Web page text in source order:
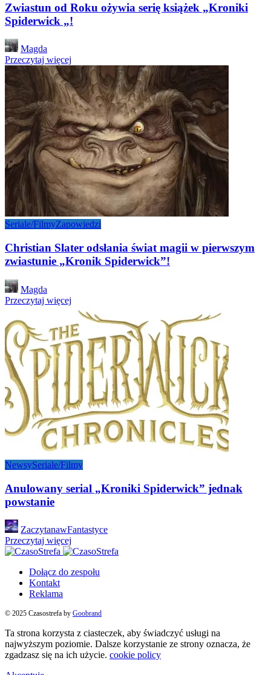
Zwiastun od Roku ożywia serię książek „Kroniki
Spiderwick „!
Posted
by
Magda
Przeczytaj więcej
Seriale/FilmyZapowiedzi
Christian Slater odsłania świat magii w pierwszym
zwiastunie „Kronik Spiderwick”!
Posted
by
Magda
Przeczytaj więcej
NewsySeriale/Filmy
Anulowany serial „Kroniki Spiderwick” jednak
powstanie
Posted
by
ZaczytanawFantastyce
Przeczytaj więcej
Dołącz do zespołu
Kontakt
Reklama
© 2025 Czasostrefa by Goobrand
Ta strona korzysta z ciasteczek, aby świadczyć usługi na
najwyższym poziomie. Dalsze korzystanie ze strony oznacza, że
zgadzasz się na ich użycie. cookie policy